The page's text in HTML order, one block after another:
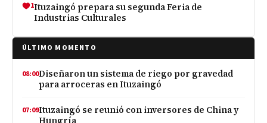
1Ituzaingó prepara su segunda Feria de
Industrias Culturales
ÚLTIMO MOMENTO
08:00Diseñaron un sistema de riego por gravedad
para arroceras en Ituzaingó
07:09Ituzaingó se reunió con inversores de China y